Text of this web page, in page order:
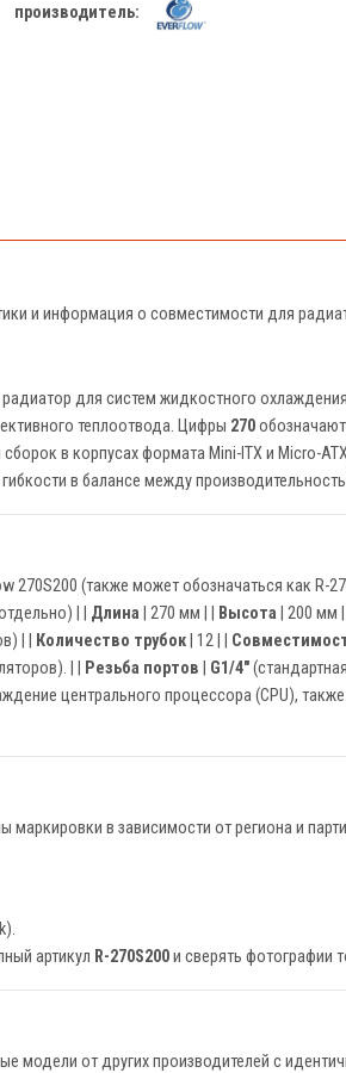
производитель:
и информация о совместимости для
для систем жидкостного
теплоотвода. Цифры 270
в корпусах формата Mini-ITX и Micro-
в балансе между
270S200 (также может обозначаться как R-
| | Длина | 270 мм | | Высота | 200 мм | |
| | Количество трубок | 12 | |
| |
Резьба портов G1/4"
центрального процессора (CPU),
маркировки в зависимости от региона и
артикул R-270S200и сверять фотографии
модели от других производителей с